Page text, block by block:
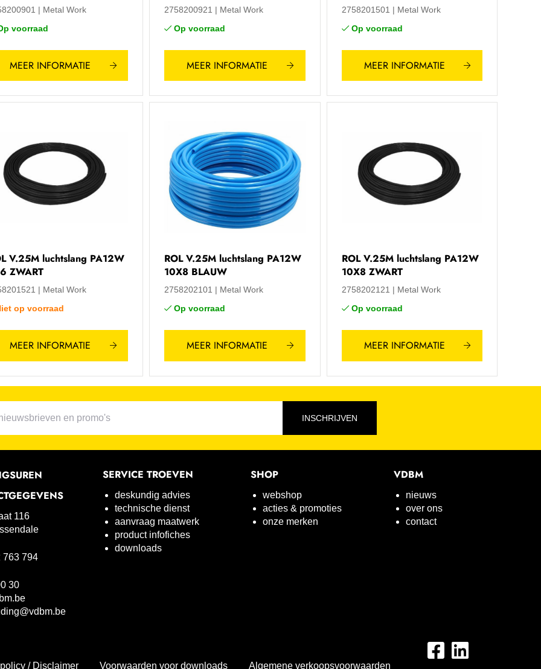
Metal Work
voorraad
MEER INFORMATIE
2758200921
Metal Work
Op voorraad
MEER INFORMATIE
2758201501
Metal Work
Op voorraad
MEER INFORMATIE
V.25M luchtslang PA12W
ZWART
Metal Work
op voorraad
MEER INFORMATIE
ROL V.25M luchtslang PA12W
10X8 BLAUW
2758202101
Metal Work
Op voorraad
MEER INFORMATIE
ROL V.25M luchtslang PA12W
10X8 ZWART
2758202121
Metal Work
Op voorraad
MEER INFORMATIE
INSCHRIJVEN
116
763 794
30
SERVICE TROEVEN
deskundig advies
technische dienst
aanvraag maatwerk
product infofiches
downloads
SHOP
webshop
acties & promoties
onze merken
VDBM
nieuws
over ons
contact
/ Disclaimer Voorwaarden voor downloads Algemene verkoopsvoorwaarden